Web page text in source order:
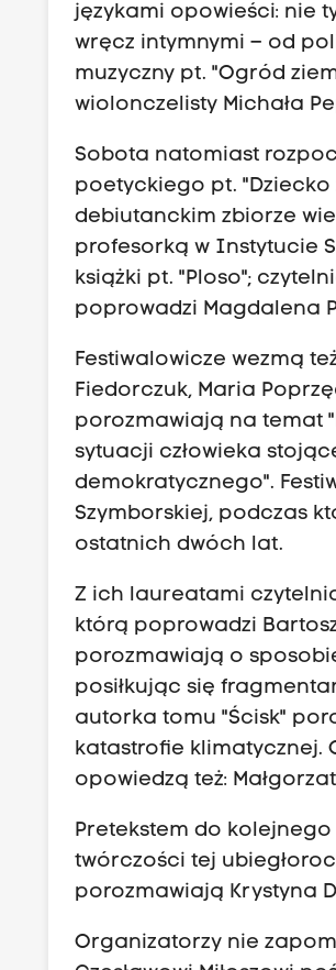
językami opowieści: nie
wręcz intymnymi – od
muzyczny pt. "Ogród
wiolonczelisty Michała
Sobota natomiast
poetyckiego pt. "Dziecko
debiutanckim zbiorze
profesorką w Instytucie
książki pt. "Ploso";
poprowadzi Magdalena
Festiwalowicze wezmą
Fiedorczuk, Maria
porozmawiają na temat
sytuacji człowieka
demokratycznego".
Szymborskiej, podczas
ostatnich dwóch lat.
Z ich laureatami
którą poprowadzi
porozmawiają o
posiłkując się
autorka tomu "Ścisk"
katastrofie klimatycznej.
opowiedzą też:
Pretekstem do
twórczości tej
porozmawiają Krystyna
Organizatorzy nie